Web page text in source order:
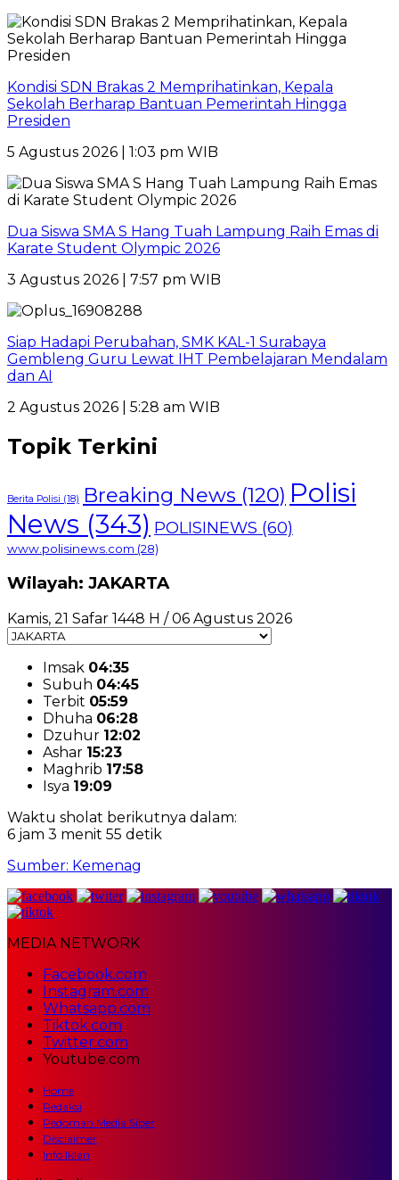
Kondisi SDN Brakas 2 Memprihatinkan, Kepala
Sekolah Berharap Bantuan Pemerintah Hingga
Presiden
5 Agustus 2026 | 1:03 pm WIB
Dua Siswa SMA S Hang Tuah Lampung Raih Emas di
Karate Student Olympic 2026
3 Agustus 2026 | 7:57 pm WIB
Siap Hadapi Perubahan, SMK KAL-1 Surabaya
Gembleng Guru Lewat IHT Pembelajaran Mendalam
dan AI
2 Agustus 2026 | 5:28 am WIB
Topik Terkini
Berita Polisi (18) Breaking News (120) Polisi
News (343) POLISINEWS (60)
www.polisinews.com (28)
Wilayah: JAKARTA
Kamis, 21 Safar 1448 H / 06 Agustus 2026
Imsak 04:35
Subuh 04:45
Terbit 05:59
Dhuha 06:28
Dzuhur 12:02
Ashar 15:23
Maghrib 17:58
Isya 19:09
Waktu sholat berikutnya dalam:
6 jam 3 menit 54 detik
Sumber: Kemenag
MEDIA NETWORK
Facebook.com
Instagram.com
Whatsapp.com
Tiktok.com
Twitter.com
Youtube.com
Home
Redaksi
Pedoman Media Siber
Disclaimer
Info Iklan